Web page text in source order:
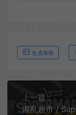
生成海报
上一篇：